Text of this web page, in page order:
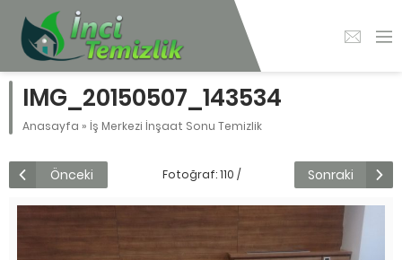
IMG_20150507_143534
Anasayfa » İş Merkezi İnşaat Sonu Temizlik
Önceki
Fotoğraf: 110 /
Sonraki